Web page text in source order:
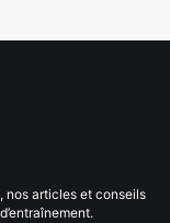
nos articles et conseils